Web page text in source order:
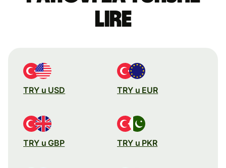
lire
TRY u USD TRY u EUR
TRY u GBP TRY u PKR